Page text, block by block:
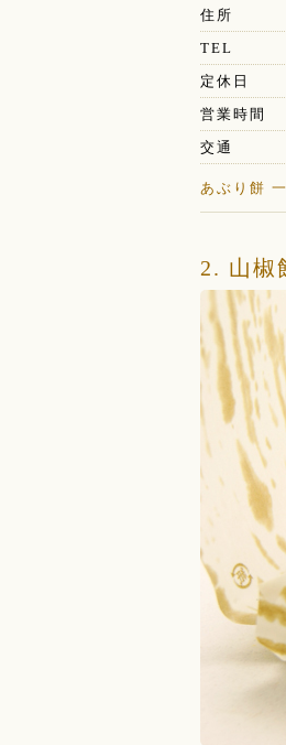
住所
TEL
定休日
営業時間
交通
あぶり餅
2. 山